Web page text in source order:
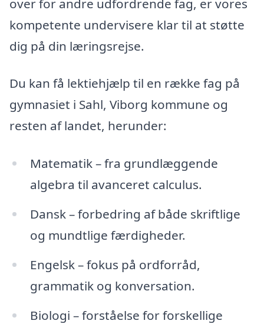
kompetente undervisere klar til at støtte
dig på din læringsrejse.
Du kan få lektiehjælp til en række fag på
gymnasiet i Sahl, Viborg kommune og
resten af landet, herunder:
Matematik – fra grundlæggende
algebra til avanceret calculus.
Dansk – forbedring af både skriftlige
og mundtlige færdigheder.
Engelsk – fokus på ordforråd,
grammatik og konversation.
Biologi – forståelse for forskellige